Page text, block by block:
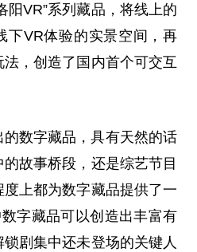
阳VR”系列藏品，将线上的
下VR体验的实景空间，再
，创造了国内首个可交互
数字藏品，具有天然的话
的故事桥段，还是综艺节目
上都为数字藏品提供了一
字藏品可以创造出丰富有
剧集中还未登场的关键人